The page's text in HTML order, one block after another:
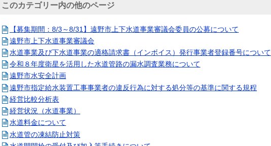
このカテゴリー内の他のページ
【募集期間：8/3～8/31】遠野市上下水道事業審議会委員の公募について
遠野市上下水道事業審議会
水道事業及び下水道事業の適格請求書（インボイス）発行事業者登録番号について
令和８年度衛星を活用した水道管路の漏水調査業務について
遠野市水安全計画
遠野市指定給水装置工事事業者の違反行為に対する処分等の基準に関する規程
経営比較分析表
経営状況（水道事業）
水道料金について
水道管の凍結防止対策